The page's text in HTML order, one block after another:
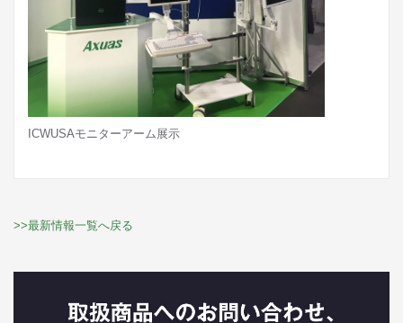
ICWUSAモニターアーム展示
>>最新情報一覧へ戻る